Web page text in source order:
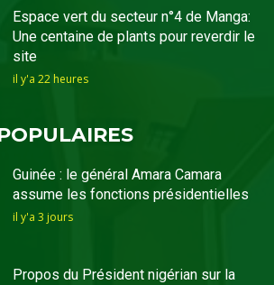
Espace vert du secteur n°4 de Manga:
Une centaine de plants pour reverdir le
site
il y'a 22 heures
Guinée : le général Amara Camara
assume les fonctions présidentielles
il y'a 3 jours
Propos du Président nigérian sur la